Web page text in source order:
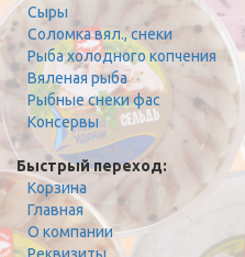
Сыры
Соломка вял., снеки
Рыба холодного копчения
Вяленая рыба
Рыбные снеки фас
Консервы
Быстрый переход:
Корзина
Главная
О компании